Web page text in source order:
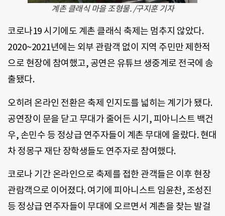
계촌 클래식 마을 조형물. /구지훈 기자
코로나19 시기에도 계촌 클래식 축제는 멈추지 않았다.
2020~2021년에는 외부 관람객 없이 지역 주민만 제한적
으로 현장에 참여했고, 공연은 유튜브 생중계로 전국에 송
출됐다.
오히려 온라인 전환은 축제 인지도를 넓히는 계기가 됐다.
공연장이 문을 닫고 무대가 줄어든 시기, 피아니스트 백건
우, 손민수 등 정상급 연주자들이 계촌 무대에 올랐다. 현대
차 정몽구 재단 장학생들도 연주자로 참여했다.
코로나 기간 온라인으로 축제를 접한 관객들은 이후 현장
관람객으로 이어졌다. 여기에 피아니스트 임윤찬, 조성진
등 정상급 연주자들이 무대에 오르면서 계촌을 찾는 발걸